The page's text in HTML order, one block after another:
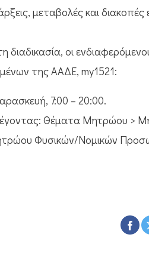
μεταβολές και διακοπές
διαδικασία, οι
της ΑΑΔΕ, my1521:
7:00 – 20:00.
Θέματα Μητρώου >
Φυσικών/Νομικών